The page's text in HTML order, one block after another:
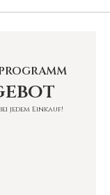
jedem Einkauf!